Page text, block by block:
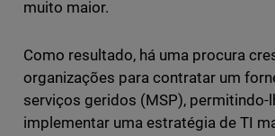
muito maior.
Como resultado, há uma procura
organizações para contratar um
serviços geridos (MSP), permitindo-
implementar uma estratégia de TI